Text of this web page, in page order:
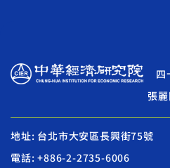
四
張
地址: 台北市大安區長興街75號
電話: +886-2-2735-6006